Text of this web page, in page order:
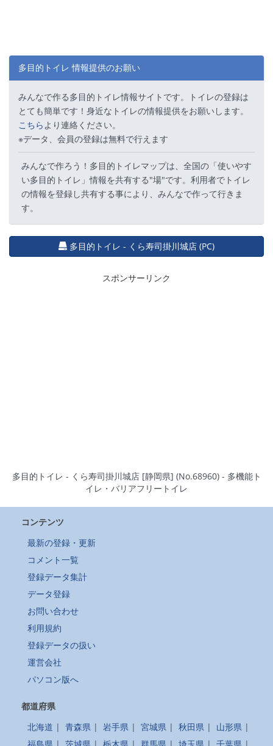
多目的トイレ 情報提供のお願い
みんなで作る多目的トイレ情報サイトです。トイレの登録は
とても簡単です！身近なトイレの情報提供をお願いします。
こちらより連絡ください。
※データ、会員の登録は無料で行えます
みんなで作ろう！多目的トイレマップは、全国の「使いやす
い多目的トイレ」情報を共有する"場"です。利用者でトイレ
の情報を登録し共有する事により、みんなで作って行きま
す。
多目的トイレ - くら寿司掛川城店 (PC)
スポンサーリンク
多目的トイレ - くら寿司掛川城店 [静岡県] (No.68960) - 多機能ト
イレ・バリアフリートイレ
コンテンツ
最新の登録・更新
コメント一覧
登録データ集計
データ登録
お問い合わせ
利用規約
登録データの扱い
運営会社
パソコン版へ
都道府県
北海道 | 青森県 | 岩手県 | 宮城県 | 秋田県 | 山形県 |